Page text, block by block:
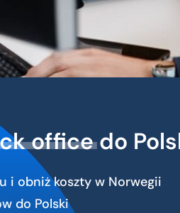
officedo
i obniż koszty w Norwegii
do Polski